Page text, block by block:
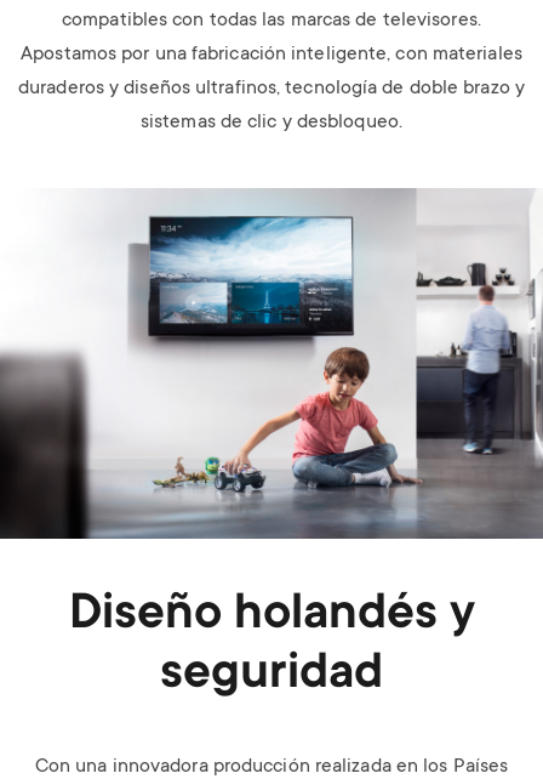
compatibles con todas las marcas de televisores.
Apostamos por una fabricación inteligente, con materiales
duraderos y diseños ultrafinos, tecnología de doble brazo y
sistemas de clic y desbloqueo.
Diseño holandés y
seguridad
Con una innovadora producción realizada en los Países